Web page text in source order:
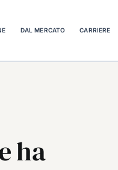
DAL MERCATO CARRIERE
ha